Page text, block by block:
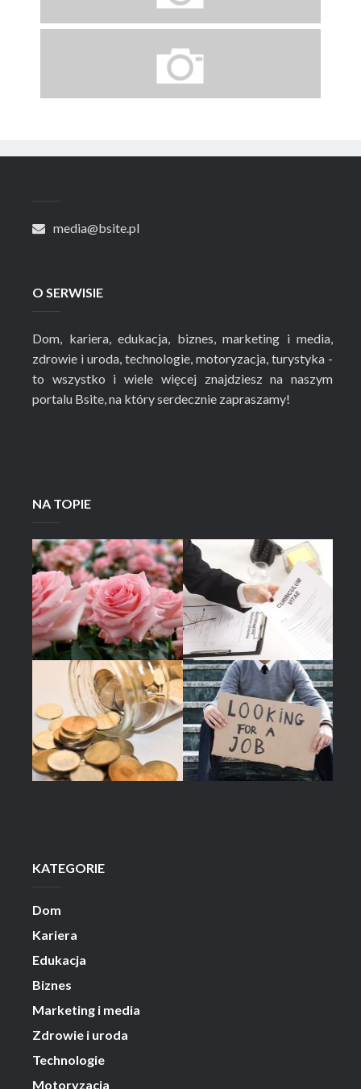
media@bsite.pl
O SERWISIE
Dom, kariera, edukacja, biznes, marketing i media,
zdrowie i uroda, technologie, motoryzacja, turystyka -
to wszystko i wiele więcej znajdziesz na naszym
portalu Bsite, na który serdecznie zapraszamy!
NA TOPIE
KATEGORIE
Dom
Kariera
Edukacja
Biznes
Marketing i media
Zdrowie i uroda
Technologie
Motoryzacja